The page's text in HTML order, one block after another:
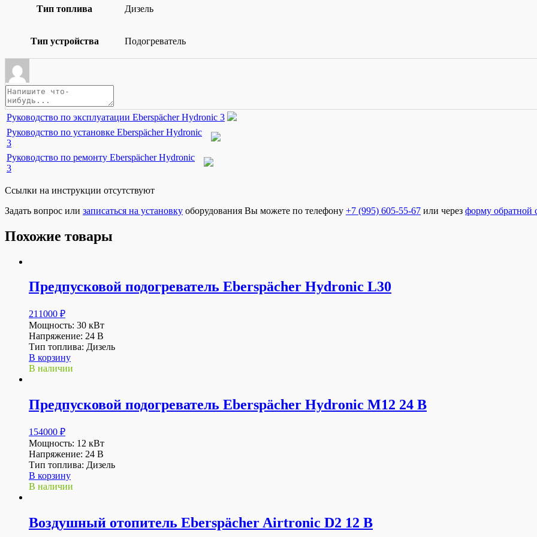
Тип топлива Дизель
Тип устройства Подогреватель
Руководство по эксплуатации Eberspächer Hydronic 3
Руководство по установке Eberspächer Hydronic
3
Руководство по ремонту Eberspächer Hydronic
3
Ссылки на инструкции отсутствуют
Задать вопрос или записаться на установку оборудования Вы можете по телефону +7 (995) 605-55-67 или через форму обратной
Похожие товары
Предпусковой подогреватель Eberspächer Hydronic L30
211000 ₽
Мощность: 30 кВт
Напряжение: 24 В
Тип топлива: Дизель
В корзину
В наличии
Предпусковой подогреватель Eberspächer Hydronic M12 24 В
154000 ₽
Мощность: 12 кВт
Напряжение: 24 В
Тип топлива: Дизель
В корзину
В наличии
Воздушный отопитель Eberspächer Airtronic D2 12 В